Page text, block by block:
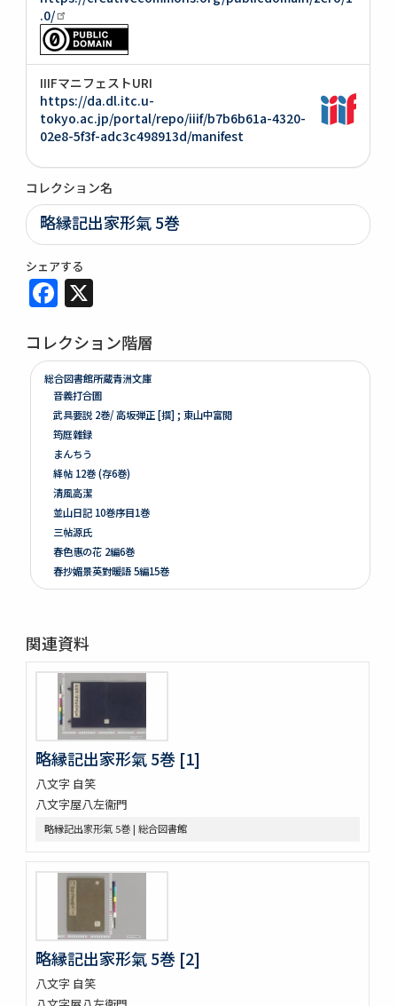
.0/
IIIFマニフェストURI
https://da.dl.itc.u-
tokyo.ac.jp/portal/repo/iiif/b7b6b61a-4320-
02e8-5f3f-adc3c498913d/manifest
コレクション名
略縁記出家形氣 5巻
シェアする
Facebook
コレクション階層
総合図書館所蔵青洲文庫
音義打合圖
武具要説 2巻/ 高坂弾正 [撰] ; 東山中富閲
筠庭雜録
まんちう
絳帖 12巻 (存6巻)
清風高潔
並山日記 10巻序目1巻
三帖源氏
春色惠の花 2編6巻
春抄媚景英對暖語 5編15巻
梅暦餘興春色辰巳園 4編12巻
竒品家雅見 3巻附録1巻
好色一代女 6巻
新うす雪物語 5巻
新撰卅六貝倭謌
好色春画本目録
禮書 150巻 (存9巻)
塵劫記 3巻 (存1巻)
東海道綱目分間之圖 5巻
屋外乃萩 ; 稲種考
蘿鬘 3巻
玉襷添紐下解
玉襷添紐
音義本末圖
玉鉾百首
音義本末考
玉鉾の本末
槙のいた屋
関連資料
略縁記出家形氣 5巻 [1]
八文字 自笑
八文字屋八左衞門
略縁記出家形氣 5巻 | 総合図書館
略縁記出家形氣 5巻 [2]
八文字 自笑